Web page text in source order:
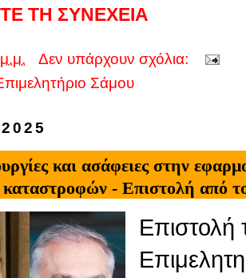
ΤΗ ΣΥΝΕΧΕΙΑ
Δεν υπάρχουν σχόλια:
Σάμου
και ασάφειες στην
- Επιστολή από
Επιστολή